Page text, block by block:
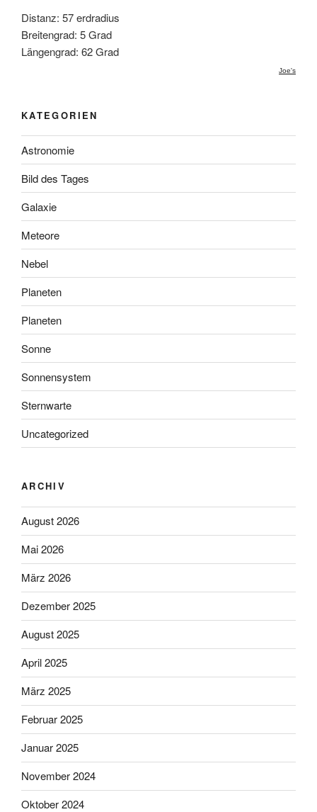
Distanz: 57 erdradius
Breitengrad: 5 Grad
Längengrad: 62 Grad
Joe's
KATEGORIEN
Astronomie
Bild des Tages
Galaxie
Meteore
Nebel
Planeten
Planeten
Sonne
Sonnensystem
Sternwarte
Uncategorized
ARCHIV
August 2026
Mai 2026
März 2026
Dezember 2025
August 2025
April 2025
März 2025
Februar 2025
Januar 2025
November 2024
Oktober 2024